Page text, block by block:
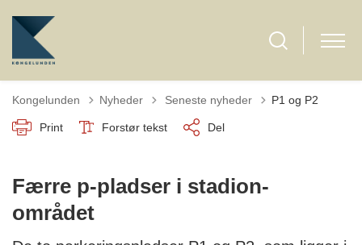
Kongelunden Nyheder Tilbage til
Seneste nyheder P1 og P2
Print Forstør tekst Del
Færre p-pladser i stadion-
området